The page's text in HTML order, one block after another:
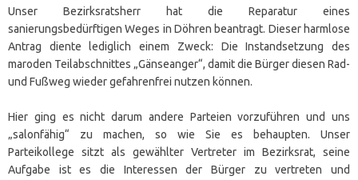
Unser Bezirksratsherr hat die Reparatur eines
sanierungsbedürftigen Weges in Döhren beantragt. Dieser harmlose
Antrag diente lediglich einem Zweck: Die Instandsetzung des
maroden Teilabschnittes „Gänseanger“, damit die Bürger diesen Rad-
und Fußweg wieder gefahrenfrei nutzen können.
Hier ging es nicht darum andere Parteien vorzuführen und uns
„salonfähig“ zu machen, so wie Sie es behaupten. Unser
Parteikollege sitzt als gewählter Vertreter im Bezirksrat, seine
Aufgabe ist es die Interessen der Bürger zu vertreten und